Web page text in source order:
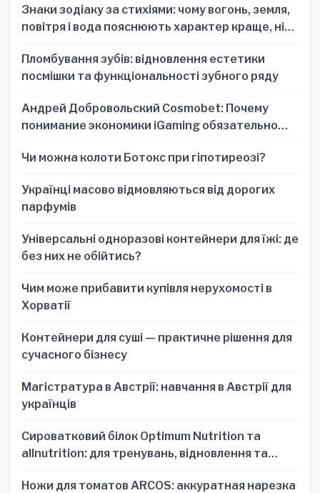
Знаки зодіаку за стихіями: чому вогонь, земля,
повітря і вода пояснюють характер краще, ніж
Пломбування зубів: відновлення естетики
посмішки та функціональності зубного ряду
Андрей Добровольский Cosmobet: Почему
понимание экономики iGaming обязательно
Чи можна колоти Ботокс при гіпотиреозі?
Українці масово відмовляються від дорогих
парфумів
Універсальні одноразові контейнери для їжі: де
без них не обійтись?
Чим може прибавити купівля нерухомості в
Хорватії
Контейнери для суші — практичне рішення для
сучасного бізнесу
Магістратура в Австрії: навчання в Австрії для
українців
Сироватковий білок Optimum Nutrition та
allnutrition: для тренувань, відновлення та
Ножи для томатов ARCOS: аккуратная нарезка